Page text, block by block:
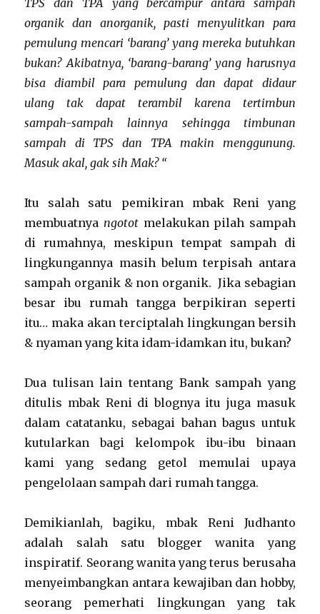
TPS dan TPA yang bercampur antara sampah
organik dan anorganik, pasti menyulitkan para
pemulung mencari ‘barang’ yang mereka butuhkan
bukan? Akibatnya, ‘barang-barang’ yang harusnya
bisa diambil para pemulung dan dapat didaur
ulang tak dapat terambil karena tertimbun
sampah-sampah lainnya sehingga timbunan
sampah di TPS dan TPA makin menggunung.
Masuk akal, gak sih Mak? “
Itu salah satu pemikiran mbak Reni yang
membuatnya ngototmelakukan pilah sampah
di rumahnya, meskipun tempat sampah di
lingkungannya masih belum terpisah antara
sampah organik & non organik. Jika sebagian
besar ibu rumah tangga berpikiran seperti
itu… maka akan terciptalah lingkungan bersih
& nyaman yang kita idam-idamkan itu, bukan?
Dua tulisan lain tentang Bank sampah yang
ditulis mbak Reni di blognya itu juga masuk
dalam catatanku, sebagai bahan bagus untuk
kutularkan bagi kelompok ibu-ibu binaan
kami yang sedang getol memulai upaya
pengelolaan sampah dari rumah tangga.
Demikianlah, bagiku, mbak Reni Judhanto
adalah salah satu blogger wanita yang
inspiratif. Seorang wanita yang terus berusaha
menyeimbangkan antara kewajiban dan hobby,
seorang pemerhati lingkungan yang tak